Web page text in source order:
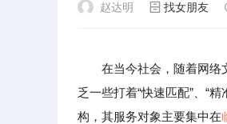
赵达明 找女朋友
在当今社会，随着网络
乏一些打着“快速匹配”、“
构，其服务对象主要集中在